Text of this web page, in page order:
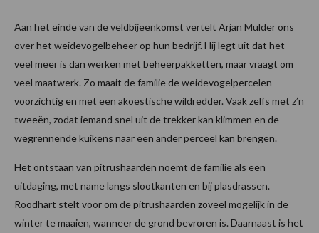
Aan het einde van de veldbijeenkomst vertelt Arjan Mulder ons
over het weidevogelbeheer op hun bedrijf. Hij legt uit dat het
veel meer is dan werken met beheerpakketten, maar vraagt om
veel maatwerk. Zo maait de familie de weidevogelpercelen
voorzichtig en met een akoestische wildredder. Vaak zelfs met z’n
tweeën, zodat iemand snel uit de trekker kan klimmen en de
wegrennende kuikens naar een ander perceel kan brengen.
Het ontstaan van pitrushaarden noemt de familie als een
uitdaging, met name langs slootkanten en bij plasdrassen.
Roodhart stelt voor om de pitrushaarden zoveel mogelijk in de
winter te maaien, wanneer de grond bevroren is. Daarnaast is het